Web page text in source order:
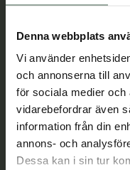
Denna webbplats
Vi använder
och annonserna till
för sociala medier
vidarebefordrar även
information från din
annons- och
Dessa kan i sin tur